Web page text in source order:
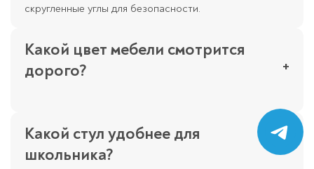
скругленные углы для безопасности.
Какой цвет мебели смотрится
дорого?
+
Дорого и благородно смотрятся глубокие древесные
оттенки (дуб сонома, венге, орех), а также матовые
нейтральные цвета: графитовый, кашемир или
классический белый в сочетании с текстурой дерева.
Какой стул удобнее для
школьника?
+